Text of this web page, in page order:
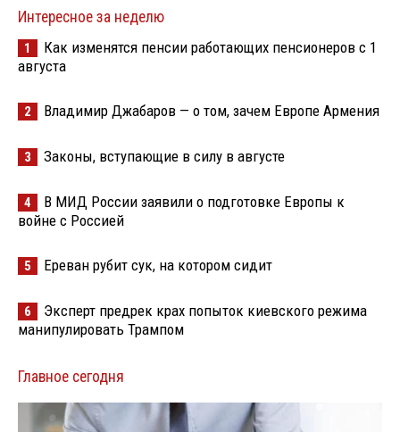
Интересное за неделю
1
Как изменятся пенсии работающих пенсионеров с 1
августа
2 Владимир Джабаров — о том, зачем Европе Армения
3 Законы, вступающие в силу в августе
4
В МИД России заявили о подготовке Европы к
войне с Россией
5 Ереван рубит сук, на котором сидит
6
Эксперт предрек крах попыток киевского режима
манипулировать Трампом
Главное сегодня